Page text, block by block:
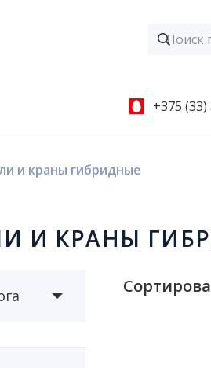
+375 (33)
и краны гибридные
И КРАНЫ